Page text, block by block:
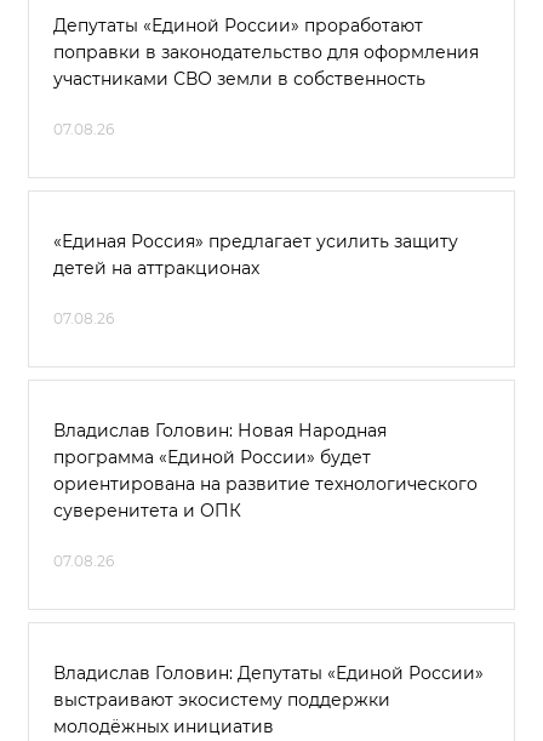
Депутаты «Единой России» проработают
поправки в законодательство для оформления
участниками СВО земли в собственность
07.08.26
«Единая Россия» предлагает усилить защиту
детей на аттракционах
07.08.26
Владислав Головин: Новая Народная
программа «Единой России» будет
ориентирована на развитие технологического
суверенитета и ОПК
07.08.26
Владислав Головин: Депутаты «Единой России»
выстраивают экосистему поддержки
молодёжных инициатив